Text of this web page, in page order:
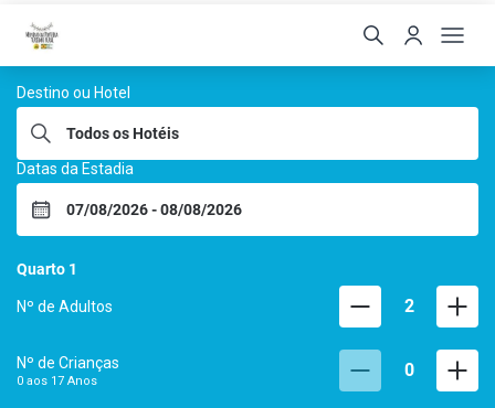
Hoteis Menino da
Destino ou Hotel
Datas da Estadia
Quarto 1
Nº de Adultos 2
Nº de Crianças
0 aos 17 Anos 0